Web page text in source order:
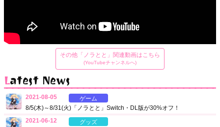
その他「ノラとと」関連動画はこちら
(YouTubeチャンネルへ)
Latest News
2021-08-05
ゲーム
8/5(木)～8/31(火)「ノラとと」Switch・DL版が30%オフ！
2021-06-12
グッズ